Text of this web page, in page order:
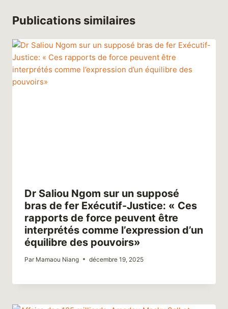
Publications similaires
Dr Saliou Ngom sur un supposé
bras de fer Exécutif-Justice: « Ces
rapports de force peuvent être
interprétés comme l’expression d’un
équilibre des pouvoirs»
Par Mamaou Niang décembre 19, 2025